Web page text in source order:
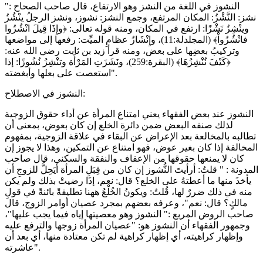
النشوز في اللغة من النشز وهو الارتفاع، قال صاحب الصحاح :"
نشز: النَّشْزُ: المكان المرتفع، وجمع النشز: نشوز، ونشز الرجلُ ينْشُزُ
وينْشِزُ نَشْزًا: ارتفع في المكان، ومنه قوله تعالى: ﴿وإِذَا قِيلَ انْشُزُوا
فانْشُزُواْ﴾ (المجلدلة:11)، وإِنْشَازُ عظامِ الميِّت: رفعها إلى مواضعها
وتركيبُ بعضِها على بعض، ومنه قرأ زيد بن ثابت رضي الله عنه:
﴿كَيْفَ نُنْشِزُهَا﴾ (البقرة:259)، ونَشَزَتِ المَرْأَة وتنْشِزُ نُشُوزًا: إذا
استعصت على بعلها وأبغضته".
النشوز في الاصطلاح:
النشوز عند بعض الفقهاء يعني امتناع المرأة عن أداء حقوق الزوجية
لذلك صنفه البعض ضمن دائرة الخلع إن كان بعوض، بمعنى أن
تطالبه بالمخالعة بعد الإعراض عن البقاء في علاقة الزوجية، بمفهوم
المخالفة إذا كان بغير عوض، فهو امتناع عن التمكين، وهذا لا يجوز إن
كان لا يمنعها حقوقها من الإعفاف والنفقة والسكنى، قال صاحب
المدونة : " قلتُ: أرأيتَ النُّشوز إن كان من قِبَلِ المرأة أيَحِلُّ للزوجِ أن
يأخذَ منها ما أعطتهُ على الخلع؟ قال: نعم، إذَا رضيتْ بذلك ولم يكن
منه في ذلك ضررٌ لها، قُلتُ: ويكونُ الخُلْعُ ههنا تطليقةً بائنةً في قولِ
مالكٍ؟ قال: نعم"، وعرفه بعضهم بمجرد عصيان أوامر الزوج، قال
صاحب الروض المربع :" النشوز وهو معصيتها إياه فيما يجب عليها"،
وجمهور الفقهاء أن النشوز هو: "عصيان المرأة زوجها والترفع عليه
وإظهار كراهيته، أي إظهار كراهية لم تكن معتادة منها، أي بعد أن
عاشرته".